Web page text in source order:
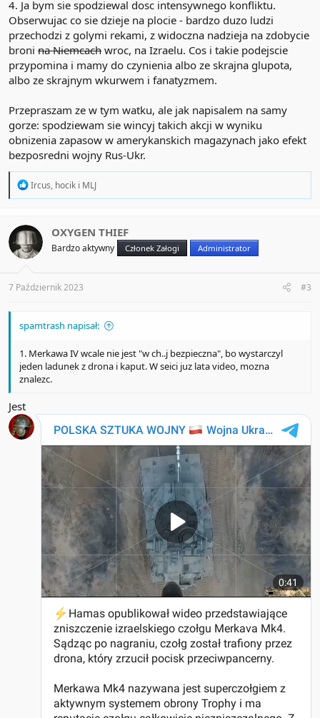
4. Ja bym sie spodziewal dosc intensywnego konfliktu.
Obserwujac co sie dzieje na plocie - bardzo duzo ludzi
przechodzi z golymi rekami, z widoczna nadzieja na zdobycie
broni na Niemcach wroc, na Izraelu. Cos i takie podejscie
przypomina i mamy do czynienia albo ze skrajna glupota,
albo ze skrajnym wkurwem i fanatyzmem.
Przepraszam ze w tym watku, ale jak napisalem na samy
gorze: spodziewam sie wincyj takich akcji w wyniku
obnizenia zapasow w amerykanskich magazynach jako efekt
bezposredni wojny Rus-Ukr.
R
t
i
o
s
:
Ircus, hocik i MLJ
OXYGEN THIEF
Bardzo aktywny Członek Załogi Administrator
7 Październik 2023 #3
spamtrash napisał:
1. Merkawa IV wcale nie jest "w ch..j bezpieczna", bo wystarczyl
jeden ladunek z drona i kaput. W seici juz lata video, mozna
znalezc.
Jest